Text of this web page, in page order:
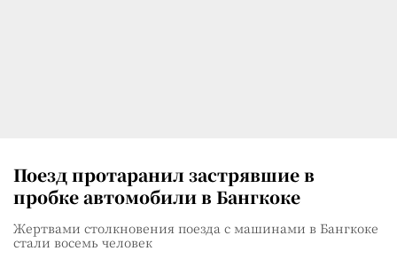
Поезд протаранил застрявшие в
пробке автомобили в Бангкоке
Жертвами столкновения поезда с машинами в Бангкоке
стали восемь человек